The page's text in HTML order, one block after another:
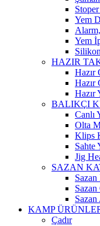
Yem
Yem
HAZIR
Hazır
Hazır
Hazır
BALIKÇI
Canlı
Olta
Klips
Sahte
Jig
SAZAN
Sazan
Sazan
Sazan
KAMP
Çadır